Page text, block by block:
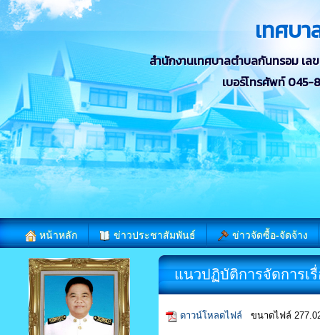
เทศบ
สำนักงานเทศบาลตำบลกันทรอม เ
เบอร์โทรศัพท์
หน้าหลัก ข่าวประชาสัมพันธ์ ข่าวจัดซื้อ-จัดจ้าง
แนวปฏิบัติการจัดการเ
ดาวน์โหลดไฟล์ ขนาดไฟล์